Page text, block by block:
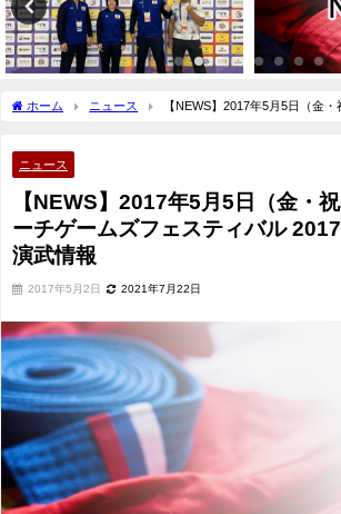
ホーム ニュース
【NEWS】2017年5月5日（金
ニュース
【NEWS】2017年5月5日（金・
ーチゲームズフェスティバル
演武情報
2017年5月2日 2021年7月22日